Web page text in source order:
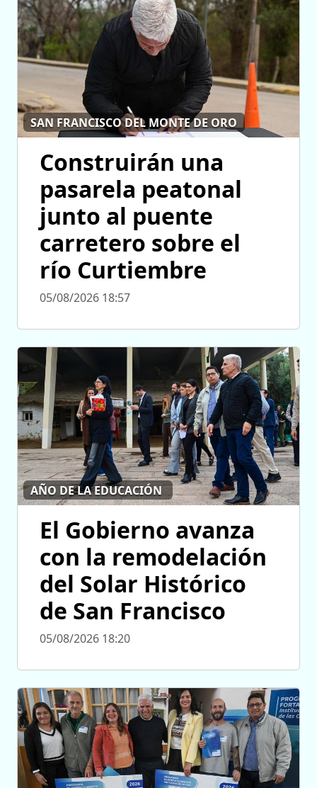
SAN FRANCISCO DEL MONTE DE ORO
Construirán una
pasarela peatonal
junto al puente
carretero sobre el
río Curtiembre
05/08/2026 18:57
AÑO DE LA EDUCACIÓN
El Gobierno avanza
con la remodelación
del Solar Histórico
de San Francisco
05/08/2026 18:20